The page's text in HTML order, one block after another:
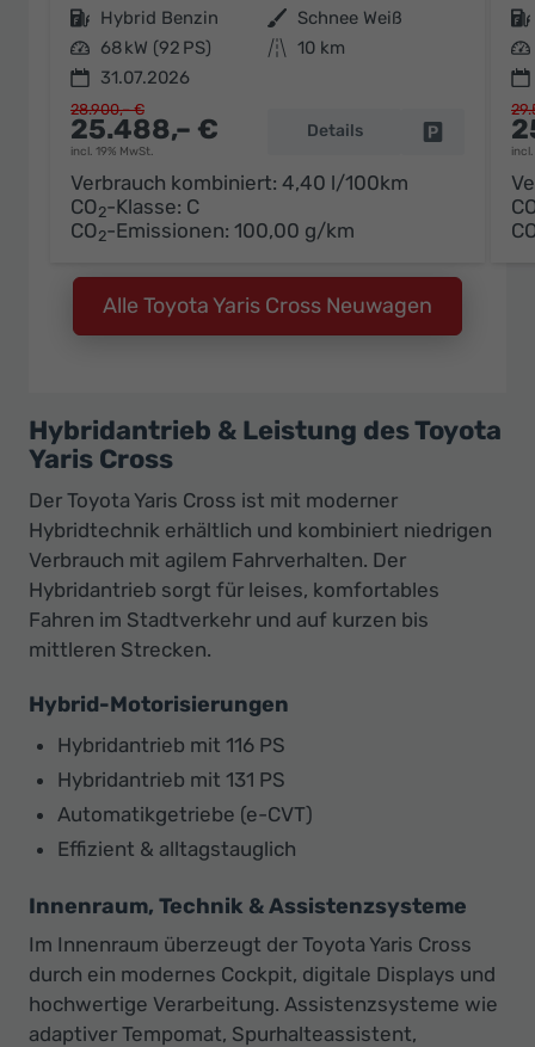
Kraftstoff Hybrid Benzin Außenfarbe Schnee Weiß
Leistung 68 kW (92 PS) Kilometerstand 10 km
31.07.2026
25.488,– €
incl. 19% MwSt.
28.900,– €
Details Fahrzeug
Verbrauch kombiniert: 4,40 l/100km
CO2-Klasse: C
CO2-Emissionen: 100,00 g/km
Kraftstoff
Leistung
Alle Toyota Yaris Cross Neuwagen
Hybridantrieb & Leistung des Toyota
Yaris Cross
Der Toyota Yaris Cross ist mit moderner
Hybridtechnik erhältlich und kombiniert niedrigen
Verbrauch mit agilem Fahrverhalten. Der
Hybridantrieb sorgt für leises, komfortables
Fahren im Stadtverkehr und auf kurzen bis
mittleren Strecken.
Hybrid-Motorisierungen
Hybridantrieb mit 116 PS
Hybridantrieb mit 131 PS
Automatikgetriebe (e-CVT)
Effizient & alltagstauglich
Innenraum, Technik & Assistenzsysteme
Im Innenraum überzeugt der Toyota Yaris Cross
durch ein modernes Cockpit, digitale Displays und
hochwertige Verarbeitung. Assistenzsysteme wie
adaptiver Tempomat, Spurhalteassistent,